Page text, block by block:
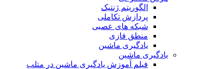
الگوریتم ژنتیک
پردازش تکاملی
شبکه های عصبی
منطق فازی
یادگیری ماشین
یادگیری ماشین
فیلم آموزش یادگیری ماشین در متلب